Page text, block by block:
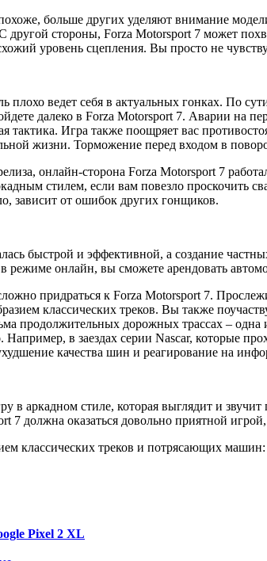
больше других уделяют внимание
другой стороны, Forza Motorsport 7 может
уровень сцепления. Вы просто не
плохо ведет себя в актуальных гонках. По
далеко в Forza Motorsport 7. Аварии на
тактика. Игра также поощряет вас
жизни. Торможение перед входом в
онлайн-сторона Forza Motorsport 7
стилем, если вам повезло проскочить
зависит от ошибок других гонщиков.
быстрой и эффективной, а создание
в режиме онлайн, вы сможете арендовать
придраться к Forza Motorsport 7.
классических треков. Вы также
продолжительных дорожных трассах –
в заездах серии Nascar, которые
качества шин и реагирование на
в аркадном стиле, которая выглядит и
7 должна оказаться довольно приятной
классических треков и потрясающих
Pixel 2 XL